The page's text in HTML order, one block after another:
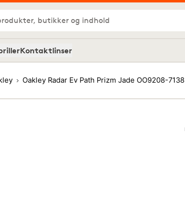
butikker og indhold
Kontaktlinser
Oakley Radar Ev Path Prizm Jade OO9208-7138